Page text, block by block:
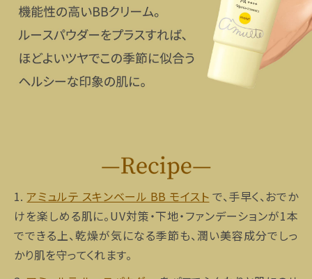
1. アミュルテ スキンベール BB モイスト で、手早く、おでか
けを楽しめる肌に。UV対策・下地・ファンデーションが1本
でできる上、乾燥が気になる季節も、潤い美容成分でしっ
かり肌を守ってくれます。